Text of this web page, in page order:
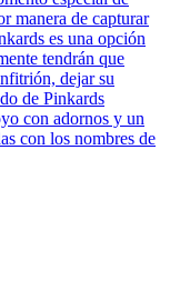
manera de capturar
es una opción
tendrán que
dejar su
de Pinkards
con adornos y un
con los nombres de